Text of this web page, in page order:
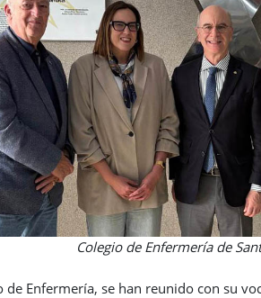
de Santa Cruz
de Enfermería, se han reunido con su